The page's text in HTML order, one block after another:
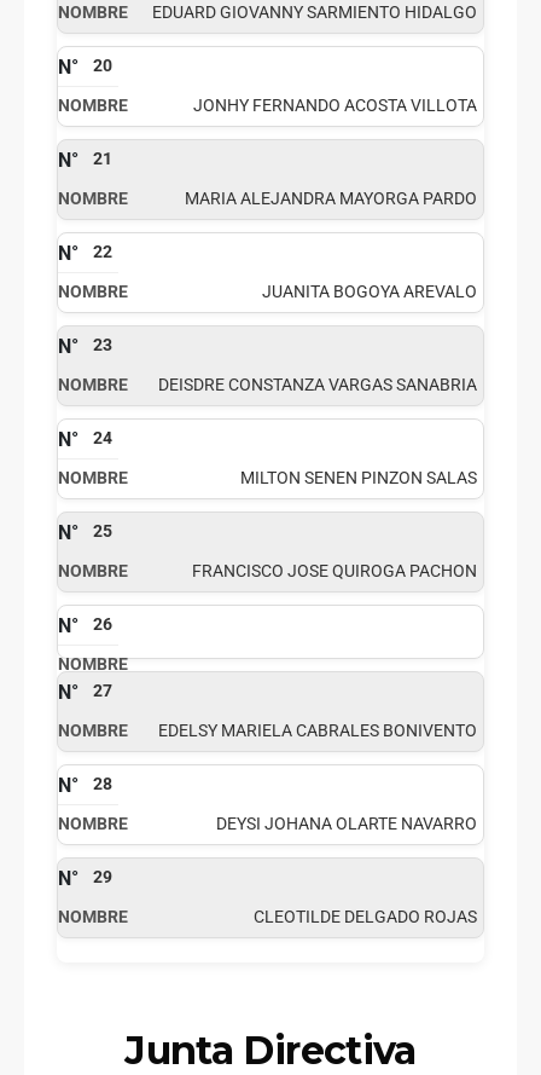
EDUARD GIOVANNY SARMIENTO HIDALGO
20
JONHY FERNANDO ACOSTA VILLOTA
21
MARIA ALEJANDRA MAYORGA PARDO
22
JUANITA BOGOYA AREVALO
23
DEISDRE CONSTANZA VARGAS SANABRIA
24
MILTON SENEN PINZON SALAS
25
FRANCISCO JOSE QUIROGA PACHON
26
27
EDELSY MARIELA CABRALES BONIVENTO
28
DEYSI JOHANA OLARTE NAVARRO
29
CLEOTILDE DELGADO ROJAS
Junta Directiva